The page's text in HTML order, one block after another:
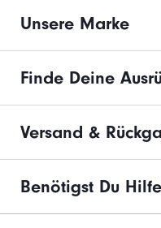
Unsere Marke
Finde Deine
Versand &
Benötigst Du